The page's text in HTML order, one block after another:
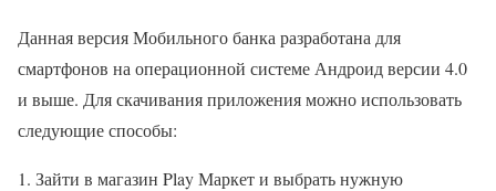
Данная версия Мобильного банка разработана для
смартфонов на операционной системе Андроид версии 4.0
и выше. Для скачивания приложения можно использовать
следующие способы:
Зайти в магазин Play Маркет и выбрать нужную